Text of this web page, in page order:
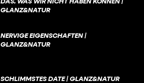
GLANZ&NATUR
NERVIGE EIGENSCHAFTEN |
GLANZ&NATUR
SCHLIMMSTES DATE | GLANZ&NATUR